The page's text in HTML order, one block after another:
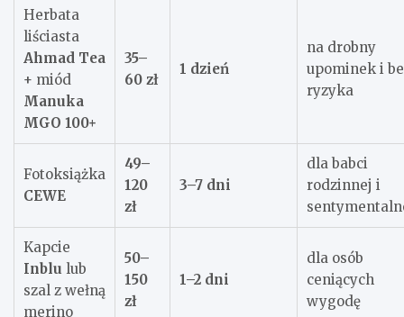
Herbata
liściasta
Ahmad Tea
+ miód
Manuka
MGO 100+
35–
60 zł
1 dzień
na drobny
upominek i
ryzyka
Fotoksiążka
CEWE
49–
120
zł
3–7 dni
dla babci
rodzinnej i
Kapcie
Inblu lub
szal z wełną
merino
50–
150
zł
1–2 dni
dla osób
ceniących
wygodę